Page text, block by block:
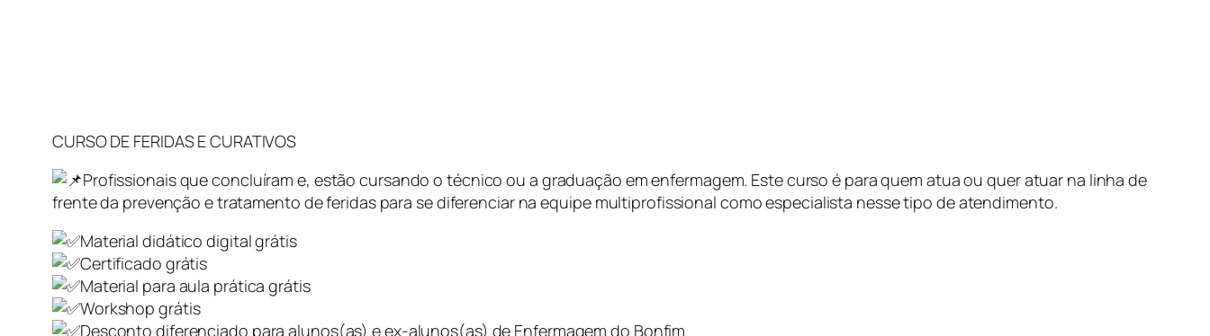
CURSO DE FERIDAS E CURATIVOS
Profissionais que concluíram e, estão cursando o técnico ou a graduação em enfermagem. Este curso é para quem atua ou quer atuar na linha de
frente da prevenção e tratamento de feridas para se diferenciar na equipe multiprofissional como especialista nesse tipo de atendimento.
Material didático digital grátis
Certificado grátis
Material para aula prática grátis
Workshop grátis
Desconto diferenciado para alunos(as) e ex-alunos(as) de Enfermagem do Bonfim